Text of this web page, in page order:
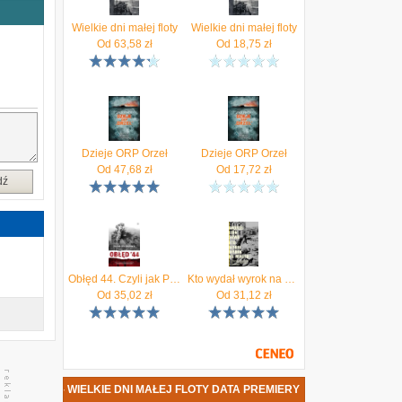
Wielkie dni małej floty
Od 63,58zł
Wielkie dni małej floty
Od 18,75zł
Dzieje ORP Orzeł
Od 47,68zł
Dzieje ORP Orzeł
Od 17,72 zł
Obłęd 44. Czyli jak Polacy zrobili prezent Stalinowi, wywołując Powstanie Warszawskie (E-book)
Od 35,02 zł
Kto wydał wyrok na miasto? (MOBI)
Od 31,12 zł
PERTEK - WIELKIE DNI MAŁEJ FLOTY DATA PREMIERY